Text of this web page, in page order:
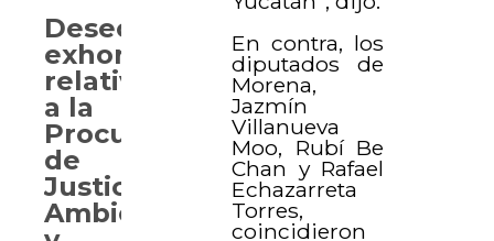
En contra, los
diputados de
Morena,
Jazmín
Villanueva
Moo, Rubí Be
Chan y Rafael
Echazarreta
Torres,
coincidieron
Desechan
exhorto
relativo
a la
Procuraduría
de
Justicia
Ambiental